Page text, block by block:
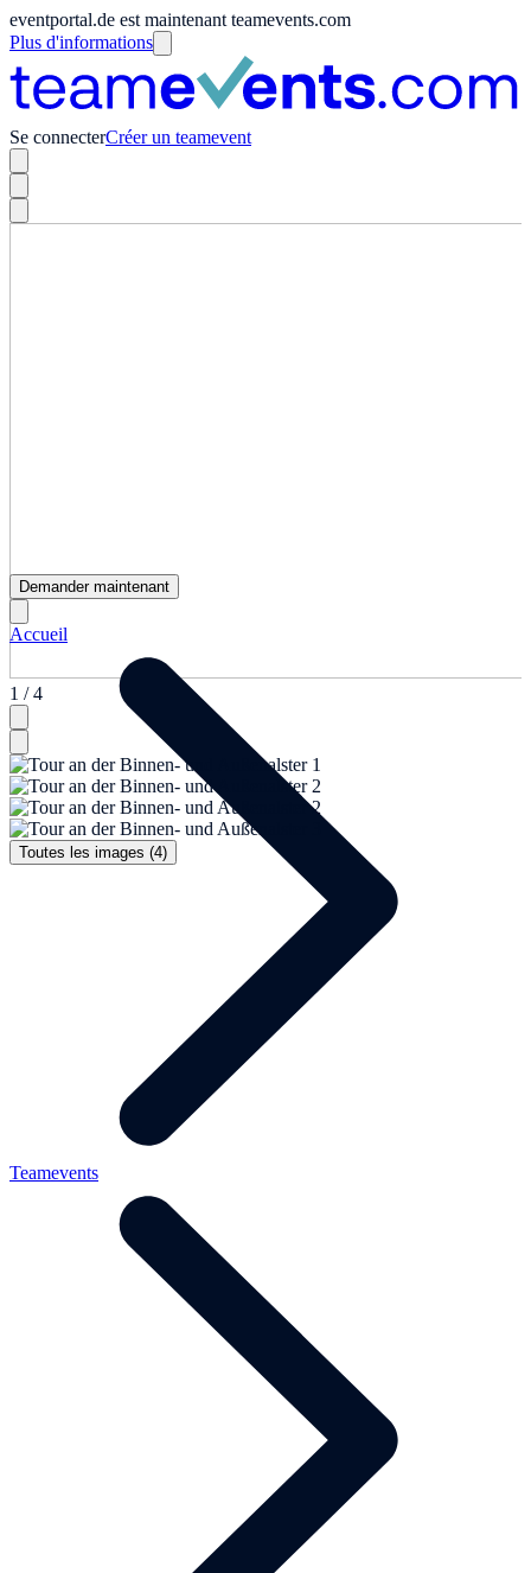
eventportal.de est maintenant teamevents.com
Plus d'informations
Se connecterCréer un teamevent
1 / 4
Toutes les images (4)
Demander maintenant
Accueil
Teamevents